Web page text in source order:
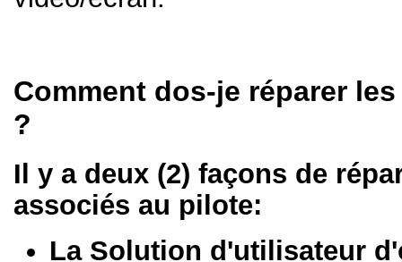
Comment dos-je réparer
?
Il y a deux (2) façons de
associés au pilote:
La Solution d'utilisateur